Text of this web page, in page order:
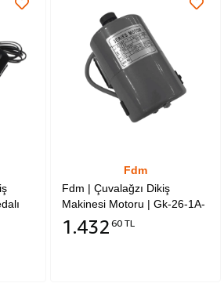
1
Fdm
Fdm | Çuvalağzı Dikiş
Makinesi Motoru | Gk-26-1A-
1 | 6002006-1 | Birçok
Markaya Uyumlu Çuvalağzı
1.432 60 TL